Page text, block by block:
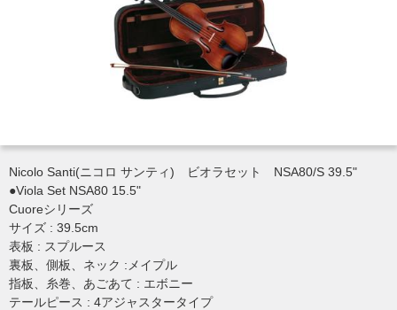
Nicolo Santi(ニコロ サンティ) ビオラセット NSA80/S 39.5"
●Viola Set NSA80 15.5"
Cuoreシリーズ
サイズ : 39.5cm
表板 : スプルース
裏板、側板、ネック :メイプル
指板、糸巻、あごあて : エボニー
テールピース : 4アジャスタータイプ